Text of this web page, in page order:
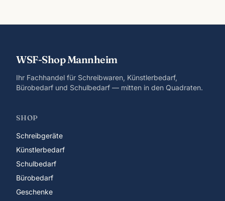
WSF-Shop Mannheim
Ihr Fachhandel für Schreibwaren, Künstlerbedarf,
Bürobedarf und Schulbedarf — mitten in den Quadraten.
SHOP
Schreibgeräte
Künstlerbedarf
Schulbedarf
Bürobedarf
Geschenke